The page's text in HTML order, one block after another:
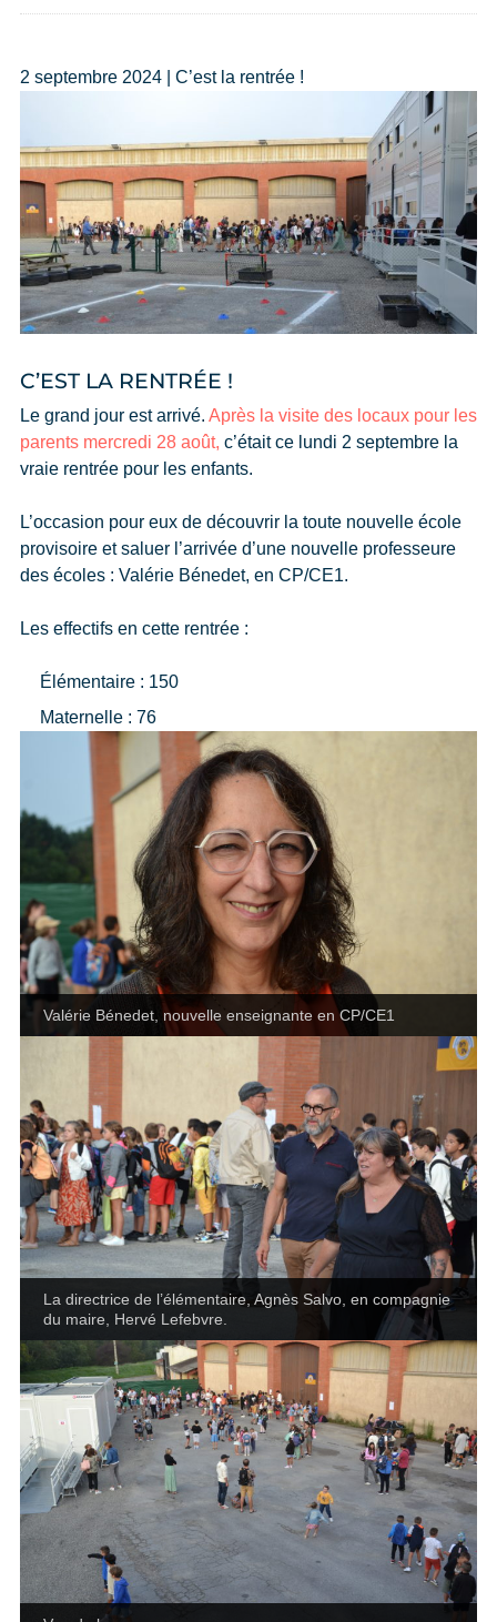
2 septembre 2024 | C’est la rentrée !
C’EST LA RENTRÉE !
Le grand jour est arrivé. Après la visite des locaux pour les
parents mercredi 28 août, c’était ce lundi 2 septembre la
vraie rentrée pour les enfants.
L’occasion pour eux de découvrir la toute nouvelle école
provisoire et saluer l’arrivée d’une nouvelle professeure
des écoles : Valérie Bénedet, en CP/CE1.
Les effectifs en cette rentrée :
Élémentaire : 150
Maternelle : 76
Valérie Bénedet, nouvelle enseignante en CP/CE1
La directrice de l’élémentaire, Agnès Salvo, en compagnie
du maire, Hervé Lefebvre.